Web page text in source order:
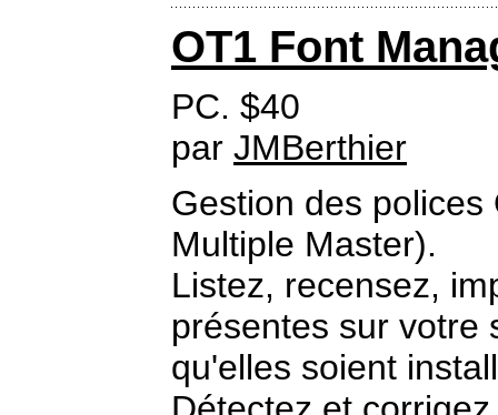
OT1 Font
PC. $40
par JMBerthier
Gestion des polices
Multiple Master).
Listez, recensez,
présentes sur votre
qu'elles soient